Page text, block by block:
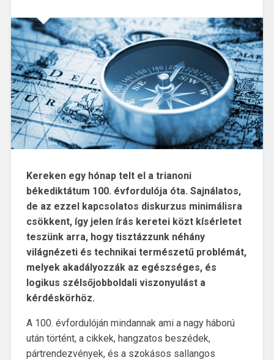
Kereken egy hónap telt el a trianoni
békediktátum 100. évfordulója óta. Sajnálatos,
de az ezzel kapcsolatos diskurzus minimálisra
csökkent, így jelen írás keretei közt kísérletet
teszünk arra, hogy tisztázzunk néhány
világnézeti és technikai természetű problémát,
melyek akadályozzák az egészséges, és
logikus szélsőjobboldali viszonyulást a
kérdéskörhöz.
A 100. évfordulóján mindannak ami a nagy háború
után történt, a cikkek, hangzatos beszédek,
pártrendezvények, és a szokásos sallangos